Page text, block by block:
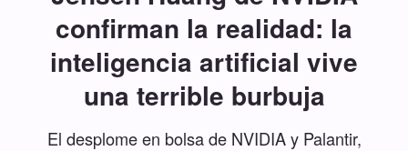
confirman la realidad: la
inteligencia artificial vive
una terrible burbuja
El desplome en bolsa de NVIDIA y Palantir,